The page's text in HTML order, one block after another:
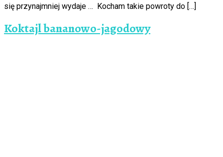
się przynajmniej wydaje … Kocham takie powroty do […]
Koktajl bananowo-jagodowy